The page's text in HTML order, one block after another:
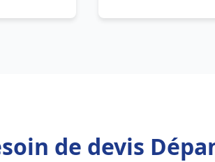
de devis